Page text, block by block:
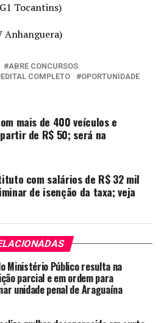
Tocantins)
Anhanguera)
ABRE CONCURSOS
EDITAL COMPLETO
OPORTUNIDADE
mais de 400 veículos e
de R$ 50; será na
com salários de R$ 32 mil
de isenção da taxa; veja
Ministério Público resulta na
parcial e em ordem para
unidade penal de Araguaína